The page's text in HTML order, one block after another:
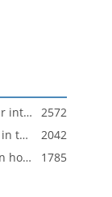
Natural and artificial shapes, and their interpretation
2572
Antonio Gaudi’s works of architecture in the aspect of chosen geometrical surfaces
2042
The changes in 19th century European hospital architecture. Selected examples
1785